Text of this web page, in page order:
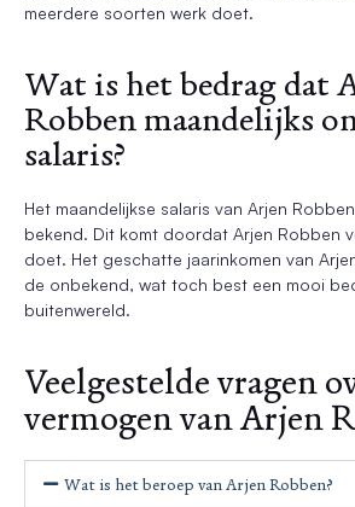
meerdere soorten werk doet.
Wat is het bedrag dat
Robben maandelijks
salaris?
Het maandelijkse salaris van Arjen
bekend. Dit komt doordat Arjen Robben
doet. Het geschatte jaarinkomen van
de onbekend, wat toch best een mooi
buitenwereld.
Veelgestelde vragen
vermogen van Arjen
Wat is het beroep van Arjen Robben?